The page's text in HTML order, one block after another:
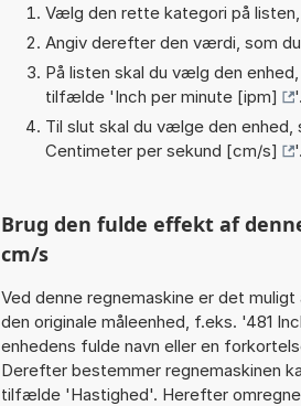
Vælg den rette kategori på
Angiv derefter den værdi, som
På listen skal du vælg den
tilfælde 'Inch per minute [ipm]
'.
Til slut skal du vælge den
Centimeter per sekund [cm/s]
'.
Brug den fulde effekt af
cm/s
Ved denne regnemaskine er det
den originale måleenhed, f.eks. '481
enhedens fulde navn eller en
Derefter bestemmer regnemaskinen
tilfælde 'Hastighed'. Herefter